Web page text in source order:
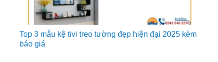
Top 3 mẫu kệ tivi treo tường đẹp hiện đại 2025 kèm
báo giá